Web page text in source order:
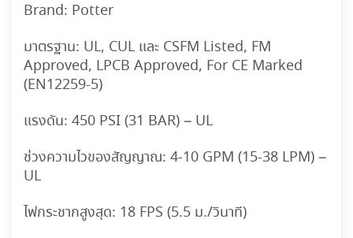
Brand: Potter
มาตรฐาน: UL, CUL และ CSFM Listed, FM
Approved, LPCB Approved, For CE Marked
(EN12259-5)
แรงดัน: 450 PSI (31 BAR) – UL
ช่วงความไวของสัญญาณ: 4-10 GPM (15-38 LPM) –
UL
ไฟกระชากสูงสุด: 18 FPS (5.5 ม./วินาที)